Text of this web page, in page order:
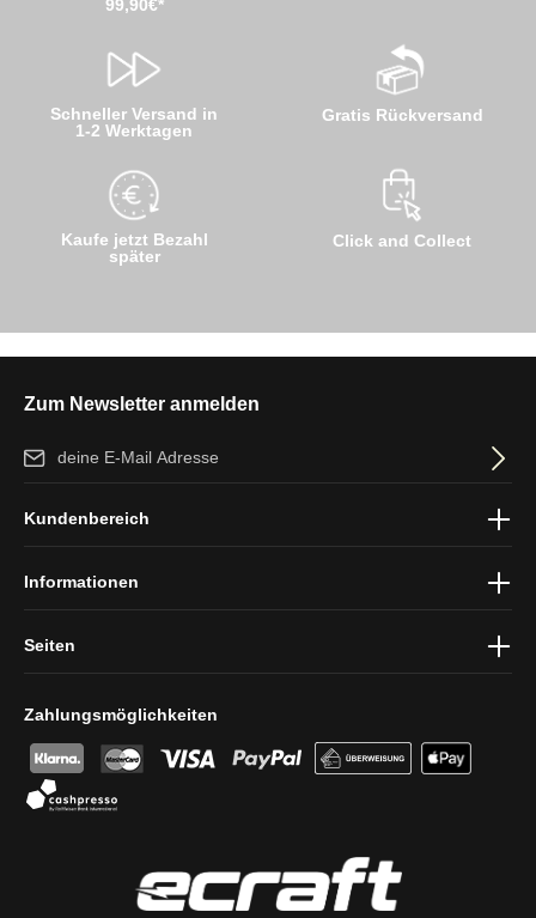
99,90€*
Schneller Versand in
1-2 Werktagen
Kaufe jetzt Bezahl
später
Gratis Rückversand
Click and Collect
Zum Newsletter anmelden
E-Mail-Adresse*
und dieAGBgelesen und bin mit ihnen einverstanden.
Zahlungsmöglichkeiten
Kundenbereich
Informationen
Seiten